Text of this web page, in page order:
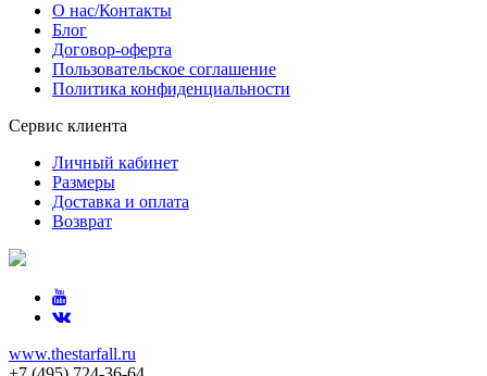
О нас/Контакты
Блог
Договор-оферта
Пользовательское соглашение
Политика конфиденциальности
Сервис клиента
Личный кабинет
Размеры
Доставка и оплата
Возврат
www.thestarfall.ru